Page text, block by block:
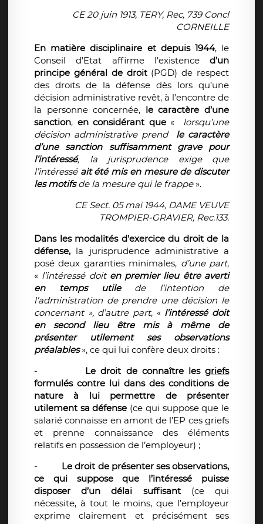
CE 20 juin 1913, TERY, Rec, 739 Concl
CORNEILLE
En matière disciplinaire et depuis 1944, le
Conseil d’Etat affirme l’existence d’un
principe général de droit (PGD) de respect
des droits de la défense dès lors qu’une
décision administrative revêt, à l’encontre de
la personne concernée, le caractère d’une
sanction, en considérant que« lorsqu’une
décision administrative prend le caractère
d’une sanction
suffisamment grave pour
l’intéressé, la jurisprudence exige que
l’intéressé ait été mis en mesure de discuter
les motifsde la mesure qui le frappe».
CE Sect. 05 mai 1944, DAME VEUVE
TROMPIER-GRAVIER, Rec.133.
Dans les modalités d’exercice du droit de la
défense, la jurisprudence administrative a
posé deux garanties minimales, d’une part,
« l’intéressé doit en premier lieu être averti
en temps utilede l’intention de
l’administration de prendre une décision le
concernant », d’autre part, « l’intéressé doit
en second lieu être mis à même de
présenter utilement ses observations
préalables», ce qui lui confère deux droits :
- Le droit de connaître lesgriefs
formulés contre lui dans des conditions de
nature à lui permettre de présenter
utilement sa défense (ce qui suppose que le
salarié connaisse en amont de l’EP ces griefs
et prenne connaissance des éléments
relatifs en possession de l’employeur) ;
- Le droit de présenter ses observations,
ce qui suppose que l’intéressé puisse
disposer d’un délai suffisant(ce qui
nécessite, à tout le moins, que l’employeur
exprime clairement et précisément ses